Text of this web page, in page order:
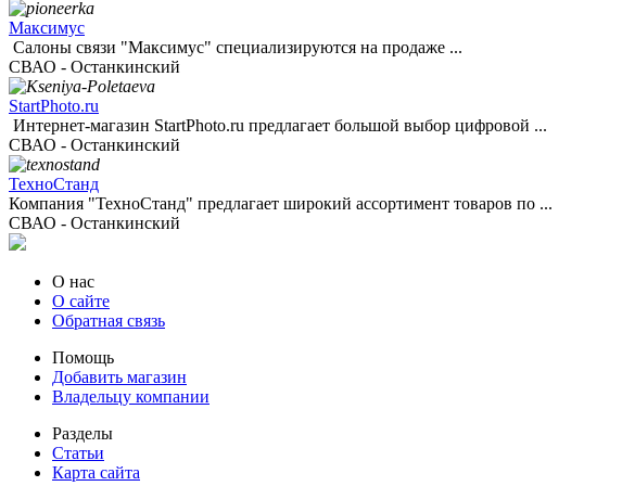
Максимус
Салоны связи "Максимус" специализируются на продаже ...
СВАО - Останкинский
StartPhoto.ru
Интернет-магазин StartPhoto.ru предлагает большой выбор цифровой ...
СВАО - Останкинский
ТехноСтанд
Компания "ТехноСтанд" предлагает широкий ассортимент товаров по ...
СВАО - Останкинский
О нас
О сайте
Обратная связь
Помощь
Добавить магазин
Владельцу компании
Разделы
Статьи
Карта сайта